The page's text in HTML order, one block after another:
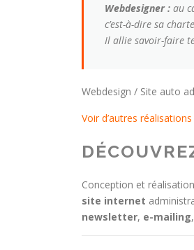
Webdesigner : au
c’est-à-dire sa
Il allie savoir-faire
Webdesign / Site auto
Voir d’autres
Conception et
site internet
newsletter, e-mailing,